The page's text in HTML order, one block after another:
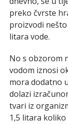
preko čvrste
proizvodi
litara vode.
No s obzorom
vodom iznosi
mora dodatno
dolazi
tvari iz
1,5 litara